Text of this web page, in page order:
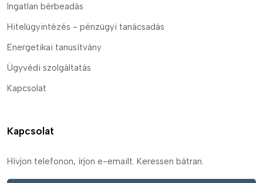
Ingatlan bérbeadás
Hitelügyintézés - pénzügyi tanácsadás
Energetikai tanusítvány
Ügyvédi szolgáltatás
Kapcsolat
Kapcsolat
Hívjon telefonon, írjon e-emailt. Keressen bátran.